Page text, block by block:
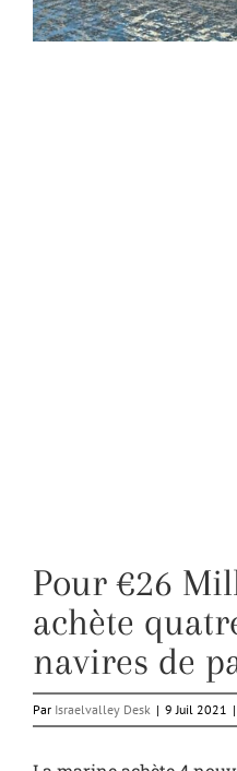
Pour €26
achète
navires de
Par Israelvalley Desk | 9 Juil 2021 |